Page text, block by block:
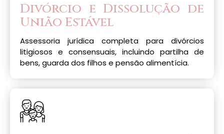
Divórcio e Dissolução de
União Estável
Assessoria jurídica completa para divórcios
litigiosos e consensuais, incluindo partilha de
bens, guarda dos filhos e pensão alimentícia.